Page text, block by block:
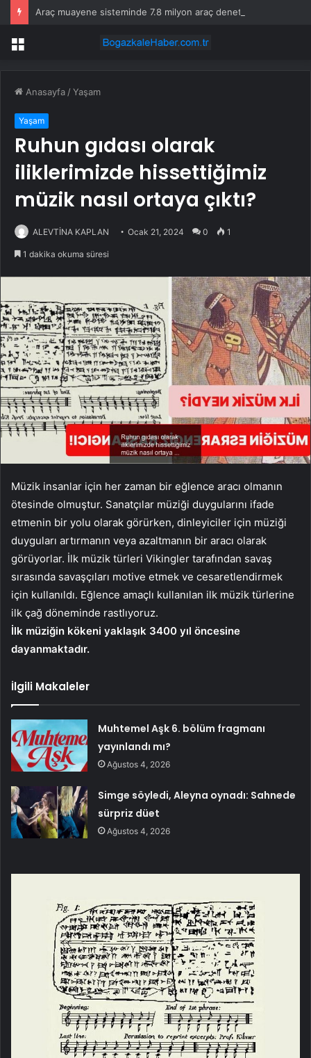
Menü
Anasayfa /Yaşam
Yaşam
Ruhun gıdası olarak
iliklerimizde hissettiğimiz
müzik nasıl ortaya çıktı?
ALEVTİNA KAPLAN Ocak 21, 2024 0 1
1 dakika okuma süresi
Müzik insanlar için her zaman bir eğlence aracı olmanın
ötesinde olmuştur. Sanatçılar müziği duygularını ifade
etmenin bir yolu olarak görürken, dinleyiciler için müziği
duyguları artırmanın veya azaltmanın bir aracı olarak
görüyorlar. İlk müzik türleri Vikingler tarafından savaş
sırasında savaşçıları motive etmek ve cesaretlendirmek
için kullanıldı. Eğlence amaçlı kullanılan ilk müzik türlerine
ilk çağ döneminde rastlıyoruz.
İlk müziğin kökeni yaklaşık 3400 yıl öncesine
dayanmaktadır.
İlgili Makaleler
Muhtemel Aşk 6. bölüm fragmanı
yayınlandı mı?
Ağustos 4, 2026
Simge söyledi, Aleyna oynadı: Sahnede
sürpriz düet
Ağustos 4, 2026